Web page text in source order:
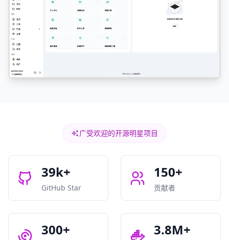
广受欢迎的开源明星项目
39k+
GitHub Star
150+
贡献者
300+ 3.8M+